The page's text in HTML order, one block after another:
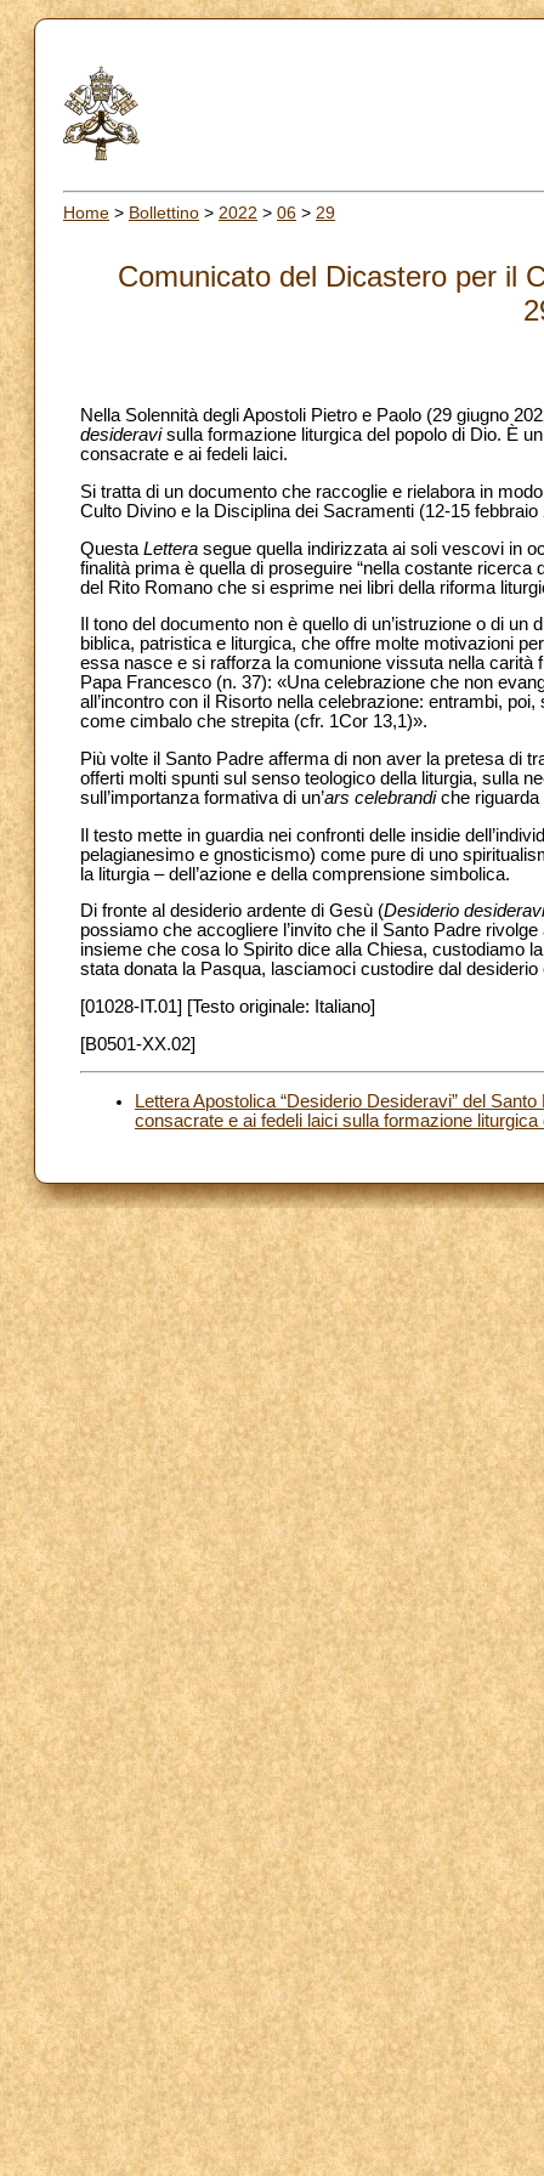
Home > Bollettino > 2022 > 06 > 29
Comunicato del Dicastero per il
Nella Solennità degli Apostoli Pietro e Paolo (29 giugno
desideravisulla formazione liturgica del popolo di Dio. È
consacrate e ai fedeli laici.
Si tratta di un documento che raccoglie e rielabora in
Culto Divino e la Disciplina dei Sacramenti (12-15
Questa Lettera segue quella indirizzata ai soli vescovi in
finalità prima è quella di proseguire “nella costante
del Rito Romano che si esprime nei libri della riforma
Il tono del documento non è quello di un’istruzione o di
biblica, patristica e liturgica, che offre molte motivazioni
essa nasce e si rafforza la comunione vissuta nella
Papa Francesco (n. 37): «Una celebrazione che non
all’incontro con il Risorto nella celebrazione: entrambi,
come cimbalo che strepita (cfr. 1Cor 13,1)».
Più volte il Santo Padre afferma di non aver la pretesa di
offerti molti spunti sul senso teologico della liturgia, sulla
sull’importanza formativa di un’ars celebrandiche riguarda
Il testo mette in guardia nei confronti delle insidie
pelagianesimo e gnosticismo) come pure di uno
la liturgia – dell’azione e della comprensione simbolica.
Di fronte al desiderio ardente di Gesù (Desiderio desideravi
possiamo che accogliere l’invito che il Santo Padre
insieme che cosa lo Spirito dice alla Chiesa, custodiamo
stata donata la Pasqua, lasciamoci custodire dal
[01028-IT.01] [Testo originale: Italiano]
[B0501-XX.02]
Lettera Apostolica “Desiderio Desideravi” del
consacrate e ai fedeli laici sulla formazione liturgica